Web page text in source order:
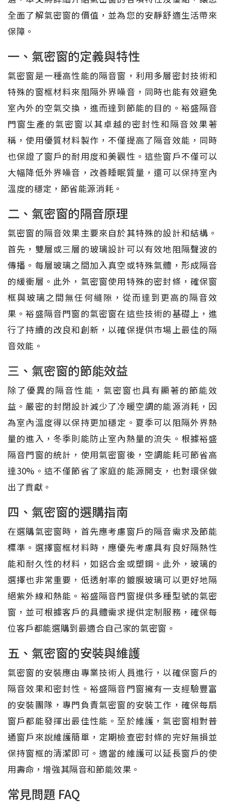
全面了解氣密窗的價值，並為您的安靜舒適生活帶來
保障。
一、氣密窗的定義與特性
氣密窗是一種高性能的隔音窗，利用多層密封技術和
特殊的窗框材料來阻隔外界噪音，同時也能有效避免
室內外的空氣交換，進而達到節能的目的。裕盛隔音
門窗生產的氣密窗以其卓越的密封性和隔音效果著
稱，使用優質材料製作，不僅提高了隔音效能，同時
也保證了窗戶的耐用度和美觀性。這些窗戶不僅可以
大幅降低外界噪音，改善睡眠質量，還可以保持室內
溫度的穩定，節省能源消耗。
二、氣密窗的隔音原理
氣密窗的隔音效果主要來自於其特殊的設計和結構。
首先，雙層或三層的玻璃設計可以有效地阻隔聲波的
傳播。每層玻璃之間加入真空或特殊氣體，形成隔音
的緩衝層。此外，氣密窗使用特殊的密封條，確保窗
框與玻璃之間無任何縫隙，從而達到更高的隔音效
果。裕盛隔音門窗的氣密窗在這些技術的基礎上，進
行了持續的改良和創新，以確保提供市場上最佳的隔
音效能。
三、氣密窗的節能效益
除了優異的隔音性能，氣密窗也具有顯著的節能效
益。嚴密的封閉設計減少了冷暖空調的能源消耗，因
為室內溫度得以保持更加穩定。夏季可以阻隔外界熱
量的進入，冬季則能防止室內熱量的流失。根據裕盛
隔音門窗的統計，使用氣密窗後，空調能耗可節省高
達30%。這不僅節省了家庭的能源開支，也對環保做
出了貢獻。
四、氣密窗的選購指南
在選購氣密窗時，首先應考慮窗戶的隔音需求及節能
標準。選擇窗框材料時，應優先考慮具有良好隔熱性
能和耐久性的材料，如鋁合金或塑鋼。此外，玻璃的
選擇也非常重要，低透射率的鍍膜玻璃可以更好地隔
絕紫外線和熱能。裕盛隔音門窗提供多種型號的氣密
窗，並可根據客戶的具體需求提供定制服務，確保每
位客戶都能選購到最適合自己家的氣密窗。
五、氣密窗的安裝與維護
氣密窗的安裝應由專業技術人員進行，以確保窗戶的
隔音效果和密封性。裕盛隔音門窗擁有一支經驗豐富
的安裝團隊，專門負責氣密窗的安裝工作，確保每扇
窗戶都能發揮出最佳性能。至於維護，氣密窗相對普
通窗戶來說維護簡單，定期檢查密封條的完好無損並
保持窗框的清潔即可。適當的維護可以延長窗戶的使
用壽命，增強其隔音和節能效果。
常見問題 FAQ